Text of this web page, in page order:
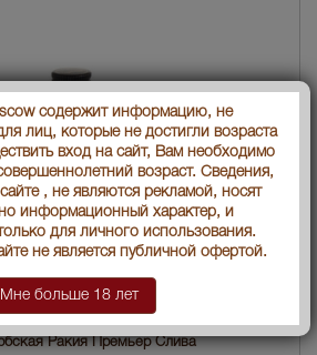
Ракия Премьер Слива
содержит информацию, не
лиц, которые не достигли возраста
вход на сайт, Вам необходимо
возраст. Сведения,
, не являются рекламой, носят
информационный характер, и
для личного использования.
не является публичной офертой.
Мне больше 18 лет